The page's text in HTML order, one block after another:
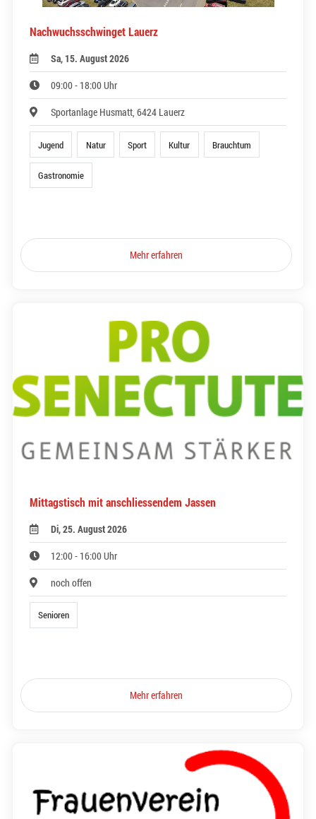
Nachwuchsschwinget Lauerz
Sa, 15. August 2026
09:00 - 18:00 Uhr
Sportanlage Husmatt, 6424 Lauerz
Jugend Natur Sport Kultur Brauchtum
Gastronomie
Mehr erfahren
Mittagstisch mit anschliessendem Jassen
Di, 25. August 2026
12:00 - 16:00 Uhr
noch offen
Senioren
Mehr erfahren